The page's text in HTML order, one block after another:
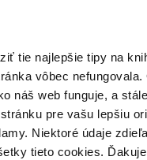
tie najlepšie tipy na
vôbec nefungovala.
náš web funguje, a
pre vašu lepšiu
Niektoré údaje
tieto cookies.